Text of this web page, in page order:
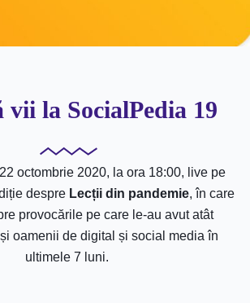
vii la SocialPedia 19
octombrie 2020, la ora 18:00, live pe
despre Lecții din pandemie, în care
provocările pe care le-au avut atât
oamenii de digital și social media în
ultimele 7 luni.